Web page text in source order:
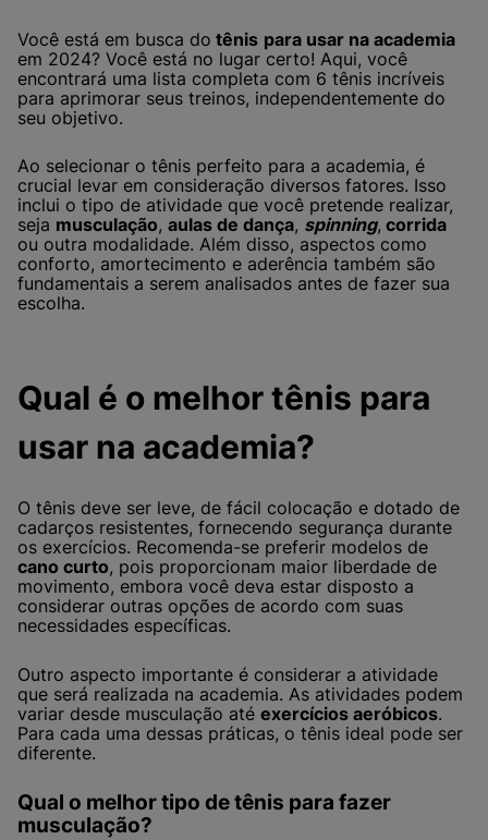
Você está em busca do tênis para usar na academia
em 2024? Você está no lugar certo! Aqui, você
encontrará uma lista completa com 6 tênis incríveis
para aprimorar seus treinos, independentemente do
seu objetivo.
Ao selecionar o tênis perfeito para a academia, é
crucial levar em consideração diversos fatores. Isso
inclui o tipo de atividade que você pretende realizar,
seja musculação, aulas de dança, spinning, corrida
ou outra modalidade. Além disso, aspectos como
conforto, amortecimento e aderência também são
fundamentais a serem analisados antes de fazer sua
escolha.
Qual é o melhor tênis para
usar na academia?
O tênis deve ser leve, de fácil colocação e dotado de
cadarços resistentes, fornecendo segurança durante
os exercícios. Recomenda-se preferir modelos de
cano curto, pois proporcionam maior liberdade de
movimento, embora você deva estar disposto a
considerar outras opções de acordo com suas
necessidades específicas.
Outro aspecto importante é considerar a atividade
que será realizada na academia. As atividades podem
variar desde musculação até exercícios aeróbicos.
Para cada uma dessas práticas, o tênis ideal pode ser
diferente.
Qual o melhor tipo de tênis para fazer
musculação?